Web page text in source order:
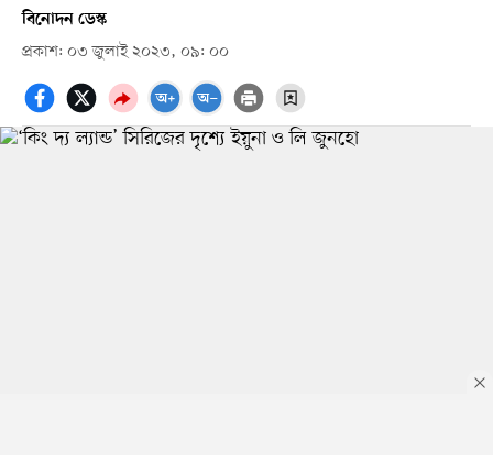
বিনোদন ডেস্ক
প্রকাশ: ০৩ জুলাই ২০২৩, ০৯: ০০